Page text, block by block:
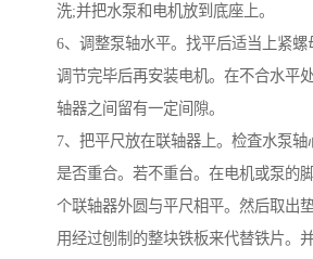
洗;并把水泵和电机放到底座上。
6、调整泵轴水平。找平后适当上紧
调节完毕后再安装电机。在不合水平
轴器之间留有一定间隙。
7、把平尺放在联轴器上。检査水泵
是否重合。若不重台。在电机或泵的
个联轴器外圆与平尺相平。然后取出
用经过刨制的整块铁板来代替铁片。